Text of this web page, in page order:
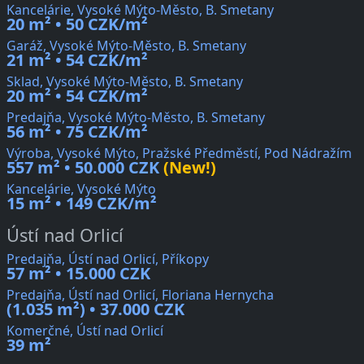
Kancelárie, Vysoké Mýto-Město, B. Smetany
20 m² • 50 CZK/m²
Garáž, Vysoké Mýto-Město, B. Smetany
21 m² • 54 CZK/m²
Sklad, Vysoké Mýto-Město, B. Smetany
20 m² • 54 CZK/m²
Predajňa, Vysoké Mýto-Město, B. Smetany
56 m² • 75 CZK/m²
Výroba, Vysoké Mýto, Pražské Předměstí, Pod Nádražím
557 m² • 50.000 CZK(New!)
Kancelárie, Vysoké Mýto
15 m² • 149 CZK/m²
Ústí nad Orlicí
Predajňa, Ústí nad Orlicí, Příkopy
57 m² • 15.000 CZK
Predajňa, Ústí nad Orlicí, Floriana Hernycha
(1.035 m²) • 37.000 CZK
Komerčné, Ústí nad Orlicí
39 m²